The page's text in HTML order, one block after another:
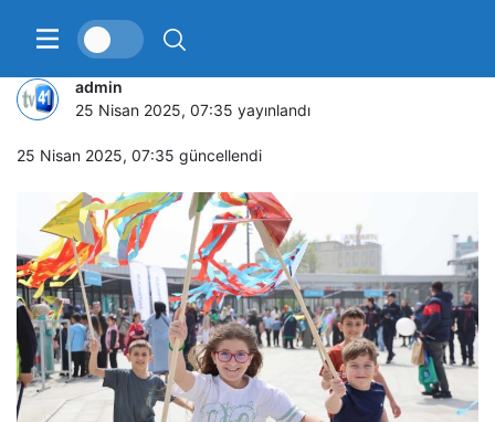
Çocuklar eğlenceye doydu
admin
25 Nisan 2025, 07:35 yayınlandı
25 Nisan 2025, 07:35 güncellendi